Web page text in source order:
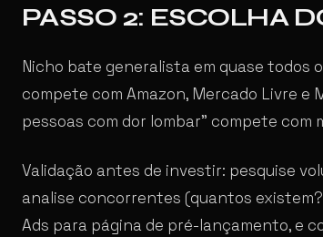
PASSO 2: ESCOLHA
Nicho bate generalista em quase todos
compete com Amazon, Mercado Livre e
pessoas com dor lombar” compete
Validação antes de investir: pesquise
analise concorrentes (quantos
Ads para página de pré-lançamento, e